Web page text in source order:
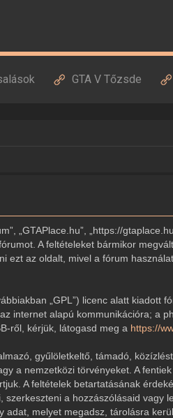
GTA V Tőzsde
„GTAPlace.hu”, „https://
A feltételeket bármikor
az oldalt, mivel a fórum
„GPL”) licenc alatt kiadott
internet alapú kommunikációra; a
ről, kérjük, látogasd meg a https://
gyűlöletkeltő, támadó,
a nemzetközi törvényeket. A
A feltételek betartatásának
a hozzászólásaid vagy
melyet megadsz, tárolásra